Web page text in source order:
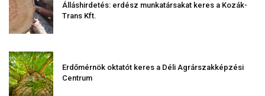
Álláshirdetés: erdész munkatársakat keres a Kozák-
Trans Kft.
Erdőmérnök oktatót keres a Déli Agrárszakképzési
Centrum